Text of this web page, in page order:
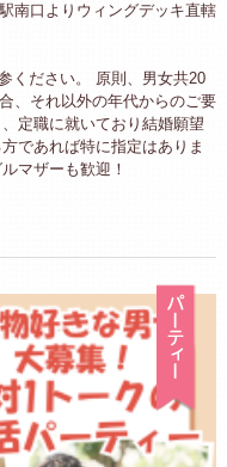
南口よりウィングデッキ直轄
ください。 原則、男女共20
、それ以外の年代からのご要
定職に就いており結婚願望
であれば特に指定はありま
マザーも歓迎！
パ